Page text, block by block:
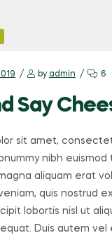
by admin 6
Say
sit amet,
nibh euismod
aliquam erat
quis nostrud
lobortis nisl ut
Duis autem vel